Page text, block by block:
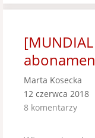
Marta Kosecka
12 czerwca 2018
8 komentarzy